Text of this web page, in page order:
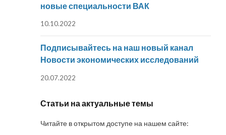
новые специальности ВАК
10.10.2022
Подписывайтесь на наш новый канал
Новости экономических исследований
20.07.2022
Статьи на актуальные темы
Читайте в открытом доступе на нашем сайте: